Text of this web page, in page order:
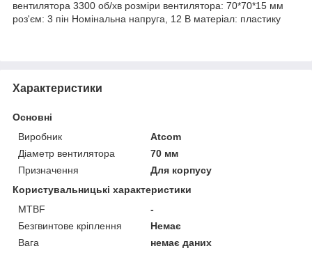
вентилятора 3300 об/хв розміри вентилятора: 70*70*15 мм
роз'єм: 3 пін Номінальна напруга, 12 В матеріал: пластику
Характеристики
Основні
Виробник
Atcom
Діаметр вентилятора
70 мм
Призначення
Для корпусу
Користувальницькі характеристики
MTBF
-
Безгвинтове кріплення
Немає
Вага
немає даних